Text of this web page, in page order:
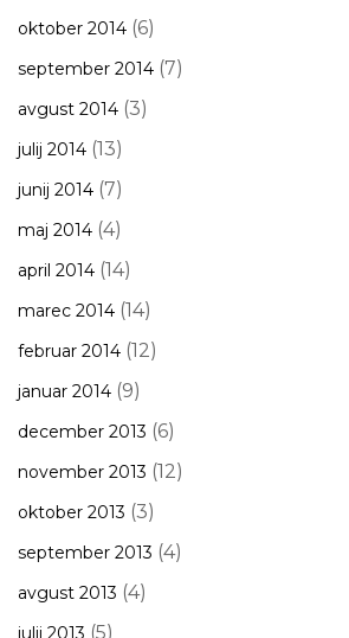
oktober 2014 (6)
september 2014 (7)
avgust 2014 (3)
julij 2014 (13)
junij 2014 (7)
maj 2014 (4)
april 2014 (14)
marec 2014 (14)
februar 2014 (12)
januar 2014 (9)
december 2013 (6)
november 2013 (12)
oktober 2013 (3)
september 2013 (4)
avgust 2013 (4)
julij 2013 (5)